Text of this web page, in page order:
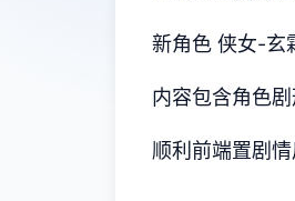
新角色 侠女-玄
内容包含角色
顺利前端置剧情